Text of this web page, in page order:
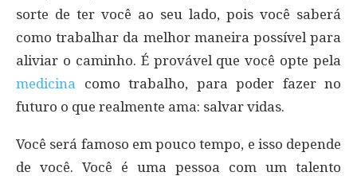
sorte de ter você ao seu lado, pois você saberá
como trabalhar da melhor maneira possível para
aliviar o caminho. É provável que você opte pela
medicina como trabalho, para poder fazer no
futuro o que realmente ama: salvar vidas.
Você será famoso em pouco tempo, e isso depende
de você. Você é uma pessoa com um talento